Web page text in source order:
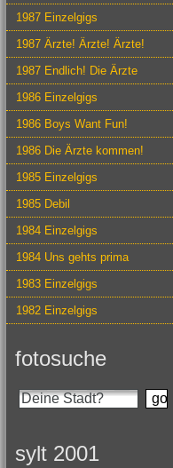
1987 Einzelgigs
1987 Ärzte! Ärzte! Ärzte!
1987 Endlich! Die Ärzte
1986 Einzelgigs
1986 Boys Want Fun!
1986 Die Ärzte kommen!
1985 Einzelgigs
1985 Debil
1984 Einzelgigs
1984 Uns gehts prima
1983 Einzelgigs
1982 Einzelgigs
fotosuche
sylt 2001